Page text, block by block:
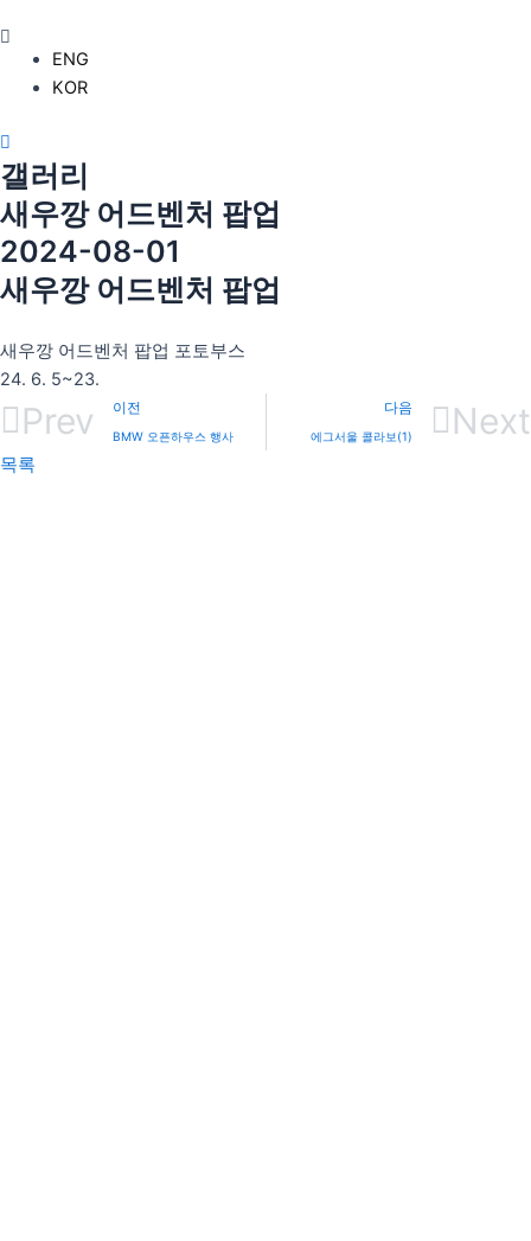
텐
너
뛰
기
ENG
KOR
갤러리
새우깡 어드벤처 팝업
2024-08-01
새우깡 어드벤처 팝업
새우깡 어드벤처 팝업 포토부스
24. 6. 5~23.
Prev 이전
BMW 오픈하우스 행사
다음
에그서울 콜라보(1) Next
목록